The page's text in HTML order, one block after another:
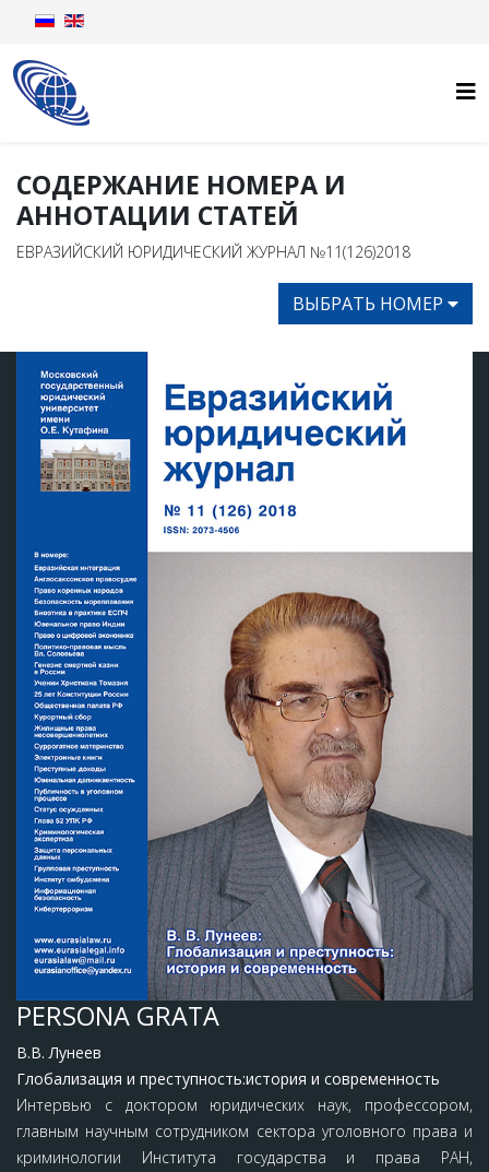
СОДЕРЖАНИЕ НОМЕРА И
АННОТАЦИИ СТАТЕЙ
ЕВРАЗИЙСКИЙ ЮРИДИЧЕСКИЙ ЖУРНАЛ №11(126)2018
ВЫБРАТЬ НОМЕР
PERSONA GRATA
В.В. Лунеев
Глобализация и преступность:история и современность
Интервью с доктором юридических наук, профессором,
главным научным сотрудником сектора уголовного права и
криминологии Института государства и права РАН,